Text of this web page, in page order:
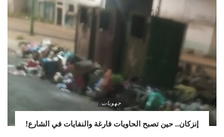
جهويات
إنزكان.. حين تصبح الحاويات فارغة والنفايات في الشارع!